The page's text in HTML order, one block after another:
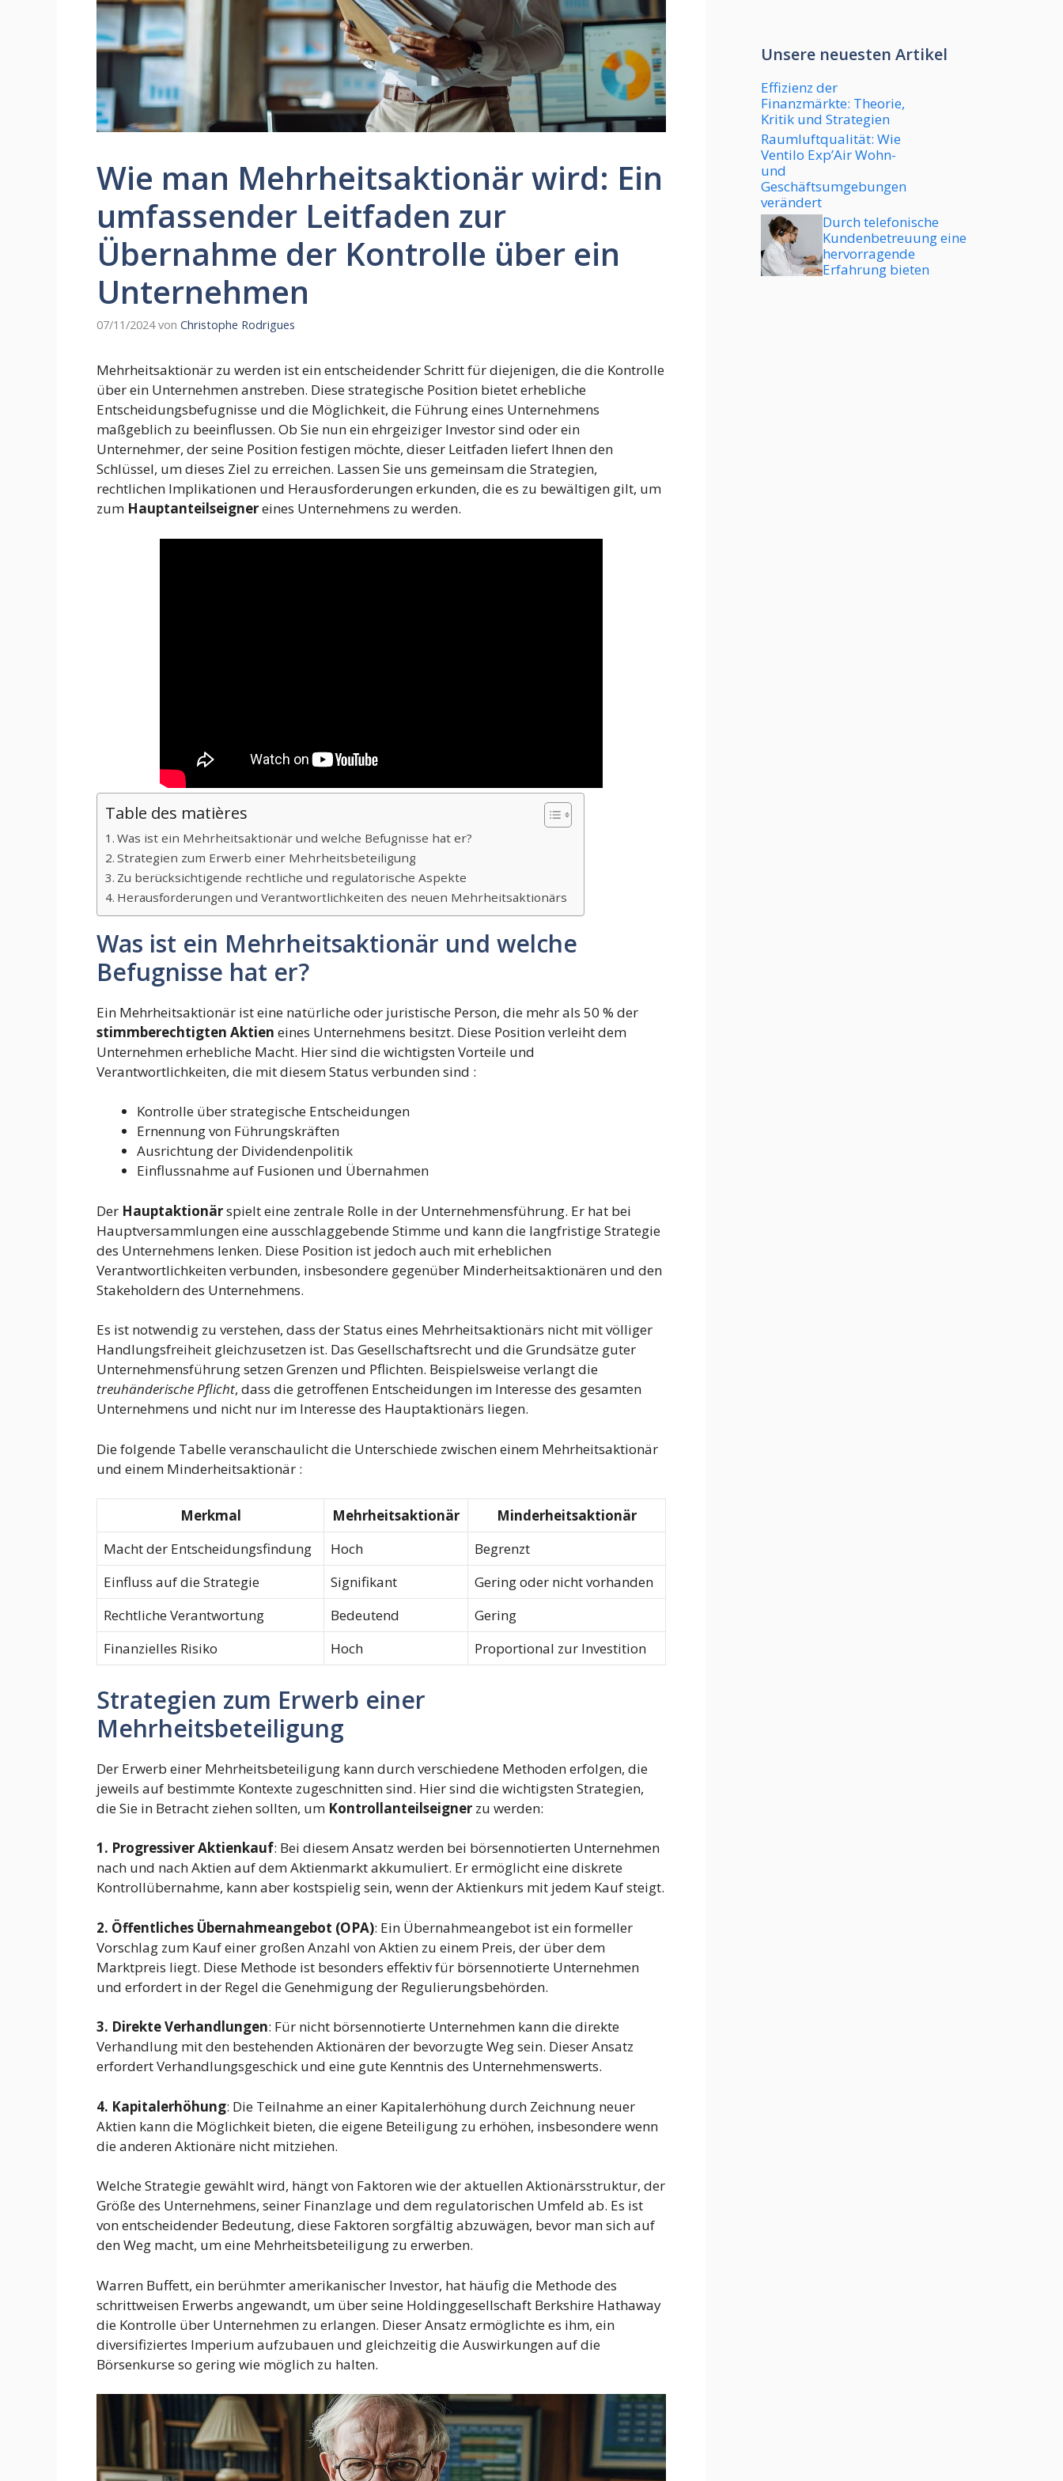
Wie man Mehrheitsaktionär wird: Ein
umfassender Leitfaden zur
Übernahme der Kontrolle über ein
Unternehmen
07/11/2024 von Christophe Rodrigues
Mehrheitsaktionär zu werden ist ein entscheidender Schritt für diejenigen, die die Kontrolle
über ein Unternehmen anstreben. Diese strategische Position bietet erhebliche
Entscheidungsbefugnisse und die Möglichkeit, die Führung eines Unternehmens
maßgeblich zu beeinflussen. Ob Sie nun ein ehrgeiziger Investor sind oder ein
Unternehmer, der seine Position festigen möchte, dieser Leitfaden liefert Ihnen den
Schlüssel, um dieses Ziel zu erreichen. Lassen Sie uns gemeinsam die Strategien,
rechtlichen Implikationen und Herausforderungen erkunden, die es zu bewältigen gilt, um
zum Hauptanteilseignereines Unternehmens zu werden.
Table des matières
Was ist ein Mehrheitsaktionär und welche Befugnisse hat er?
Strategien zum Erwerb einer Mehrheitsbeteiligung
Zu berücksichtigende rechtliche und regulatorische Aspekte
Herausforderungen und Verantwortlichkeiten des neuen Mehrheitsaktionärs
Was ist ein Mehrheitsaktionär und welche
Befugnisse hat er?
Ein Mehrheitsaktionär ist eine natürliche oder juristische Person, die mehr als 50 % der
stimmberechtigten Aktien eines Unternehmens besitzt. Diese Position verleiht dem
Unternehmen erhebliche Macht. Hier sind die wichtigsten Vorteile und
Verantwortlichkeiten, die mit diesem Status verbunden sind :
Kontrolle über strategische Entscheidungen
Ernennung von Führungskräften
Ausrichtung der Dividendenpolitik
Einflussnahme auf Fusionen und Übernahmen
Der Hauptaktionärspielt eine zentrale Rolle in der Unternehmensführung. Er hat bei
Hauptversammlungen eine ausschlaggebende Stimme und kann die langfristige Strategie
des Unternehmens lenken. Diese Position ist jedoch auch mit erheblichen
Verantwortlichkeiten verbunden, insbesondere gegenüber Minderheitsaktionären und den
Stakeholdern des Unternehmens.
Es ist notwendig zu verstehen, dass der Status eines Mehrheitsaktionärs nicht mit völliger
Handlungsfreiheit gleichzusetzen ist. Das Gesellschaftsrecht und die Grundsätze guter
Unternehmensführung setzen Grenzen und Pflichten. Beispielsweise verlangt die
treuhänderische Pflicht, dass die getroffenen Entscheidungen im Interesse des gesamten
Unternehmens und nicht nur im Interesse des Hauptaktionärs liegen.
Die folgende Tabelle veranschaulicht die Unterschiede zwischen einem Mehrheitsaktionär
und einem Minderheitsaktionär :
Merkmal Mehrheitsaktionär
Minderheitsaktionär
Macht der Entscheidungsfindung
Hoch
Begrenzt
Einfluss auf die Strategie
Signifikant
Gering oder nicht vorhanden
Rechtliche Verantwortung
Bedeutend
Gering
Finanzielles Risiko
Hoch Proportional zur Investition
Strategien zum Erwerb einer
Mehrheitsbeteiligung
Der Erwerb einer Mehrheitsbeteiligung kann durch verschiedene Methoden erfolgen, die
jeweils auf bestimmte Kontexte zugeschnitten sind. Hier sind die wichtigsten Strategien,
die Sie in Betracht ziehen sollten, um Kontrollanteilseigner zu werden:
1. Progressiver Aktienkauf: Bei diesem Ansatz werden bei börsennotierten Unternehmen
nach und nach Aktien auf dem Aktienmarkt akkumuliert. Er ermöglicht eine diskrete
Kontrollübernahme, kann aber kostspielig sein, wenn der Aktienkurs mit jedem Kauf steigt.
2. Öffentliches Übernahmeangebot (OPA): Ein Übernahmeangebot ist ein formeller
Vorschlag zum Kauf einer großen Anzahl von Aktien zu einem Preis, der über dem
Marktpreis liegt. Diese Methode ist besonders effektiv für börsennotierte Unternehmen
und erfordert in der Regel die Genehmigung der Regulierungsbehörden.
3. Direkte Verhandlungen: Für nicht börsennotierte Unternehmen kann die direkte
Verhandlung mit den bestehenden Aktionären der bevorzugte Weg sein. Dieser Ansatz
erfordert Verhandlungsgeschick und eine gute Kenntnis des Unternehmenswerts.
4. Kapitalerhöhung: Die Teilnahme an einer Kapitalerhöhung durch Zeichnung neuer
Aktien kann die Möglichkeit bieten, die eigene Beteiligung zu erhöhen, insbesondere wenn
die anderen Aktionäre nicht mitziehen.
Welche Strategie gewählt wird, hängt von Faktoren wie der aktuellen Aktionärsstruktur, der
Größe des Unternehmens, seiner Finanzlage und dem regulatorischen Umfeld ab. Es ist
von entscheidender Bedeutung, diese Faktoren sorgfältig abzuwägen, bevor man sich auf
den Weg macht, um eine Mehrheitsbeteiligung zu erwerben.
Warren Buffett, ein berühmter amerikanischer Investor, hat häufig die Methode des
schrittweisen Erwerbs angewandt, um über seine Holdinggesellschaft Berkshire Hathaway
die Kontrolle über Unternehmen zu erlangen. Dieser Ansatz ermöglichte es ihm, ein
diversifiziertes Imperium aufzubauen und gleichzeitig die Auswirkungen auf die
Börsenkurse so gering wie möglich zu halten.
Unsere neuesten Artikel
Effizienz der
Finanzmärkte: Theorie,
Kritik und Strategien
Raumluftqualität: Wie
Ventilo Exp’Air Wohn-
und
Geschäftsumgebungen
verändert
Durch telefonische
Kundenbetreuung eine
hervorragende
Erfahrung bieten